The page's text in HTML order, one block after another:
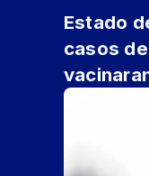
Estado
casos